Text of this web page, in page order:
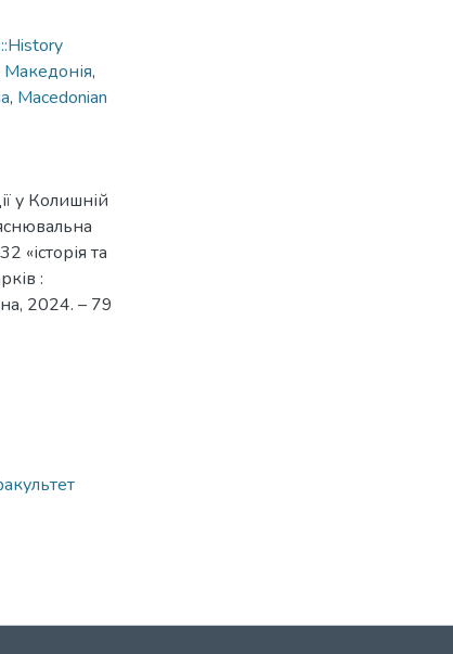
Македонія,
, Macedonian
у Колишній
«історія та
:
2024. – 79